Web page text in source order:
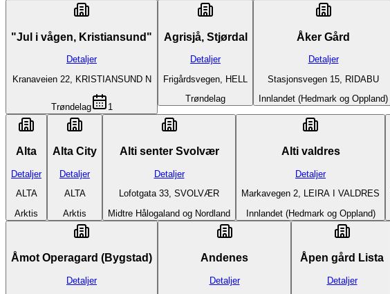
"Jul i vågen, Kristiansund"
Detaljer
Kranaveien 22, KRISTIANSUND N
Trøndelag 1
Agrisjå, Stjørdal
Detaljer
Frigårdsvegen, HELL
Trøndelag
Åker Gård
Detaljer
Stasjonsvegen 15, RIDABU
Innlandet (Hedmark og Oppland)
Alta
Detaljer
ALTA
Arktis
Alta City
Detaljer
ALTA
Arktis
Alti senter Svolvær
Detaljer
Lofotgata 33, SVOLVÆR
Midtre Hålogaland og Nordland
Alti valdres
Detaljer
Markavegen 2, LEIRA I VALDRES
Innlandet (Hedmark og Oppland)
Åmot Operagard (Bygstad)
Detaljer
Andenes
Detaljer
Åpen gård Lista
Detaljer